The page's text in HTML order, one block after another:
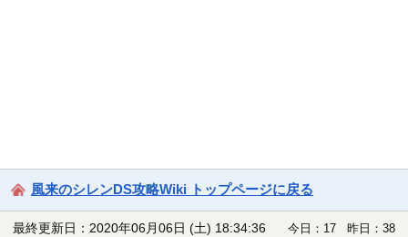
風来のシレンDS攻略Wiki トップページに戻る
最終更新日：2020年06月06日 (土) 18:34:36
今日：17 昨日：38